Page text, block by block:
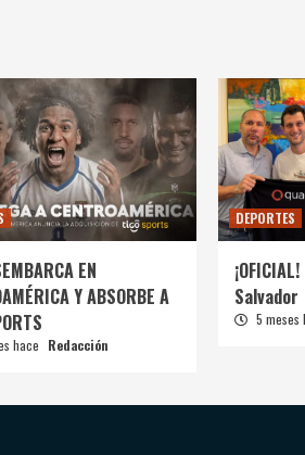
EN
Y ABSORBE A
hace Redacción
DEPORTES
Salvador
5